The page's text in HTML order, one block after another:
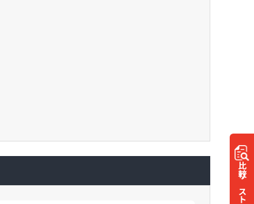
比較
リスト